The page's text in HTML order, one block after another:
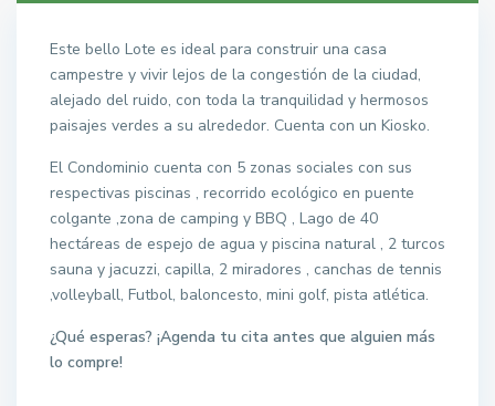
Este bello Lote es ideal para construir una casa
campestre y vivir lejos de la congestión de la ciudad,
alejado del ruido, con toda la tranquilidad y hermosos
paisajes verdes a su alrededor. Cuenta con un Kiosko.
El Condominio cuenta con 5 zonas sociales con sus
respectivas piscinas , recorrido ecológico en puente
colgante ,zona de camping y BBQ , Lago de 40
hectáreas de espejo de agua y piscina natural , 2 turcos
sauna y jacuzzi, capilla, 2 miradores , canchas de tennis
,volleyball, Futbol, baloncesto, mini golf, pista atlética.
¿Qué esperas? ¡Agenda tu cita antes que alguien más
lo compre!